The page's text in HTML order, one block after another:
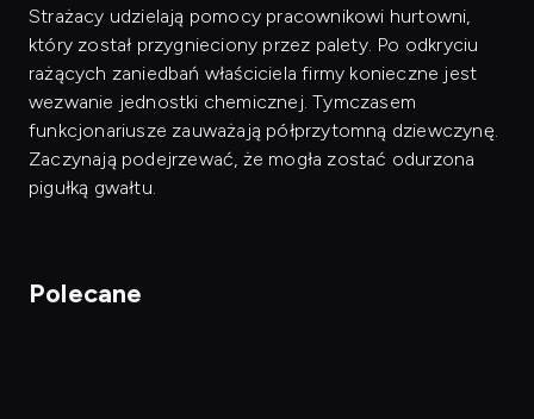
Strażacy udzielają pomocy pracownikowi hurtowni,
który został przygnieciony przez palety. Po odkryciu
rażących zaniedbań właściciela firmy konieczne jest
wezwanie jednostki chemicznej. Tymczasem
funkcjonariusze zauważają półprzytomną dziewczynę.
Zaczynają podejrzewać, że mogła zostać odurzona
pigułką gwałtu.
Polecane